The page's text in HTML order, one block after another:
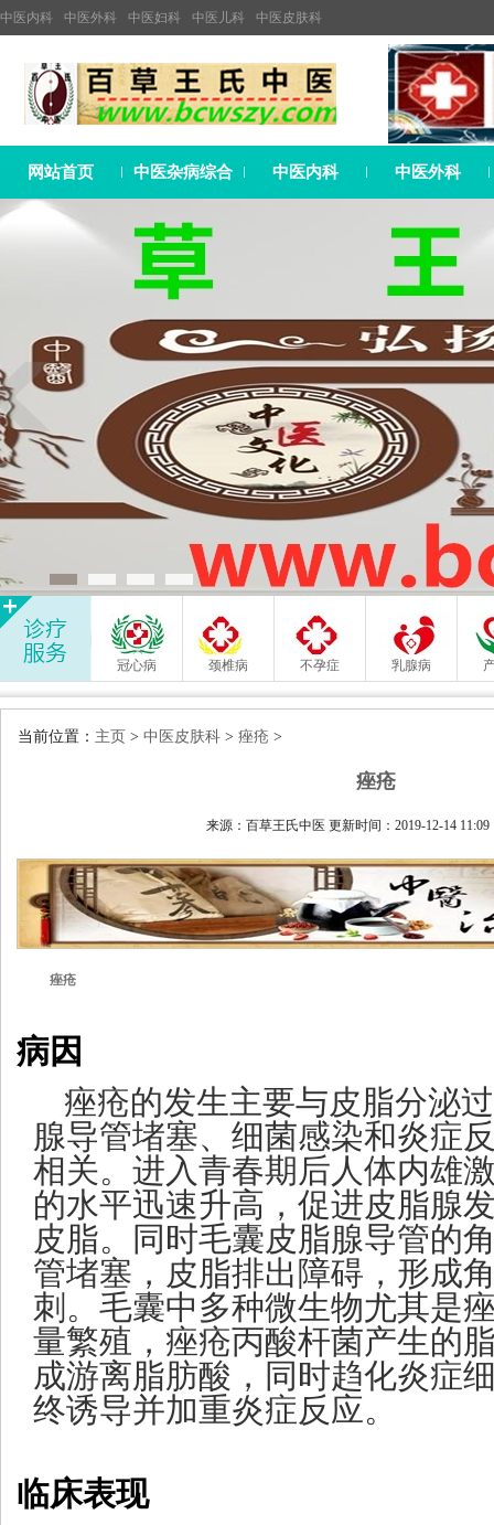
中医内科 中医外科 中医妇科 中医儿科 中医皮肤科
网站首页 中医杂病综合 中医内科 中医外科
冠心病 颈椎病 不孕症 乳腺病
当前位置： 主页 > 中医皮肤科 > 痤疮 >
痤疮
来源：百草王氏中医 更新时间：2019-12-14 11:09
痤疮
病因
痤疮的发生主要与皮脂分泌
腺导管堵塞、细菌感染和炎症
相关。进入青春期后人体内雄
的水平迅速升高，促进皮脂腺
皮脂。同时毛囊皮脂腺导管的
管堵塞，皮脂排出障碍，形成
刺。毛囊中多种微生物尤其是
量繁殖，痤疮丙酸杆菌产生的
成游离脂肪酸，同时趋化炎症
终诱导并加重炎症反应。
临床表现